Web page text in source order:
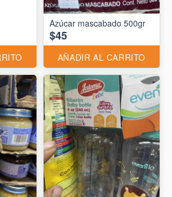
Azúcar mascabado 500gr
$45
AÑADIR AL CARRITO